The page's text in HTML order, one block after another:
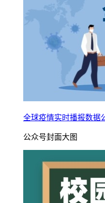
全球疫情实时播报数据
公众号封面大图